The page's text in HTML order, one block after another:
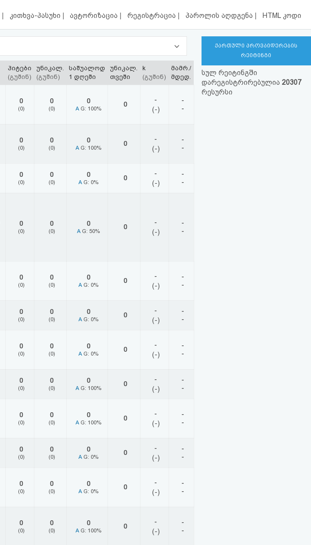
| კითხვა-პასუხი | ავტორიზაცია | რეგისტრაცია | პაროლის აღდგენა | HTML კოდი
ჰიტები
(გუშინ)
უნიკალ.
(გუშინ)
საშუალოდ
1 დღეში
უნიკალ.
თვეში
k
(გუშინ)
მამრ./
მდედ.
0
(0)
0
(0)
0
A G: 100%
0
-
(-)
-
-
0
(0)
0
(0)
0
A G: 100%
0
-
(-)
-
-
0
(0)
0
(0)
0
A G: 0%
0
-
(-)
-
-
0
(0)
0
(0)
0
A G: 50%
0
-
(-)
-
-
0
(0)
0
(0)
0
A G: 0%
0
-
(-)
-
-
0
(0)
0
(0)
0
A G: 0%
0
-
(-)
-
-
0
(0)
0
(0)
0
A G: 0%
0
-
(-)
-
-
0
(0)
0
(0)
0
A G: 100%
0
-
(-)
-
-
0
(0)
0
(0)
0
A G: 100%
0
-
(-)
-
-
0
(0)
0
(0)
0
A G: 0%
0
-
(-)
-
-
0
(0)
0
(0)
0
A G: 0%
0
-
(-)
-
-
0
(0)
0
(0)
0
A G: 100%
0
-
(-)
-
-
ქართული პროვაიდერების
რეიტინგი
სულ რეიტინგში
დარეგისტრირებულია 20307
რესურსი